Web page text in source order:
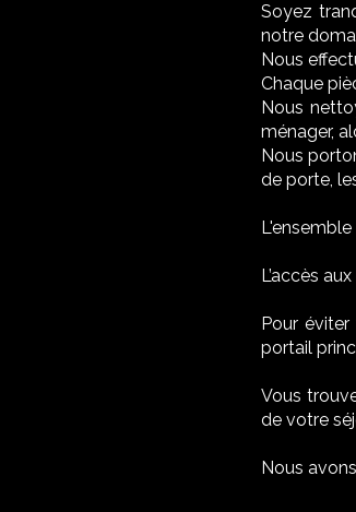
Soyez
notre
Nous
Chaque
Nous
ménager,
Nous
de porte,
L’accès
Pour
portail
Vous
de votre
Nous